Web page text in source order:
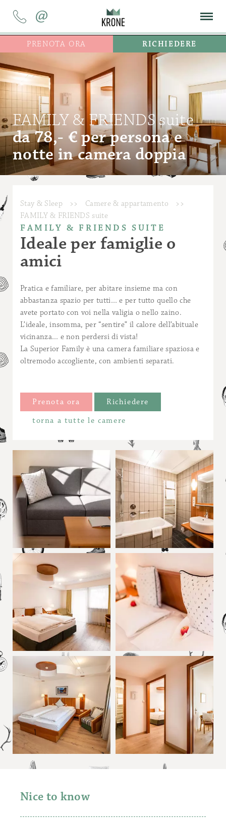
@
PRENOTA ORA RICHIEDERE
FAMILY & FRIENDS suite
da 78,- € per persona e
notte in camera doppia
Stay & Sleep >> Camere & appartamento
>>
FAMILY & FRIENDS suite
FAMILY & FRIENDS SUITE
Ideale per famiglie o
amici
Pratica e familiare, per abitare insieme ma con
abbastanza spazio per tutti… e per tutto quello che
avete portato con voi nella valigia o nello zaino.
L’ideale, insomma, per “sentire” il calore dell’abituale
vicinanza… e non perdersi di vista!
La Superior Family è una camera familiare spaziosa e
oltremodo accogliente, con ambienti separati.
Prenota ora
Richiedere
torna a tutte le camere
Nice to know